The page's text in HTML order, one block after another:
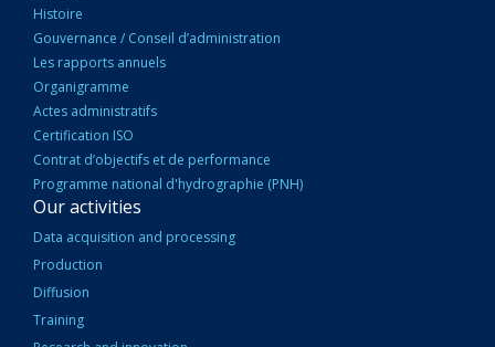
Histoire
Gouvernance / Conseil d’administration
Les rapports annuels
Organigramme
Actes administratifs
Certification ISO
Contrat d’objectifs et de performance
Programme national d'hydrographie (PNH)
Our activities
Data acquisition and processing
Production
Diffusion
Training